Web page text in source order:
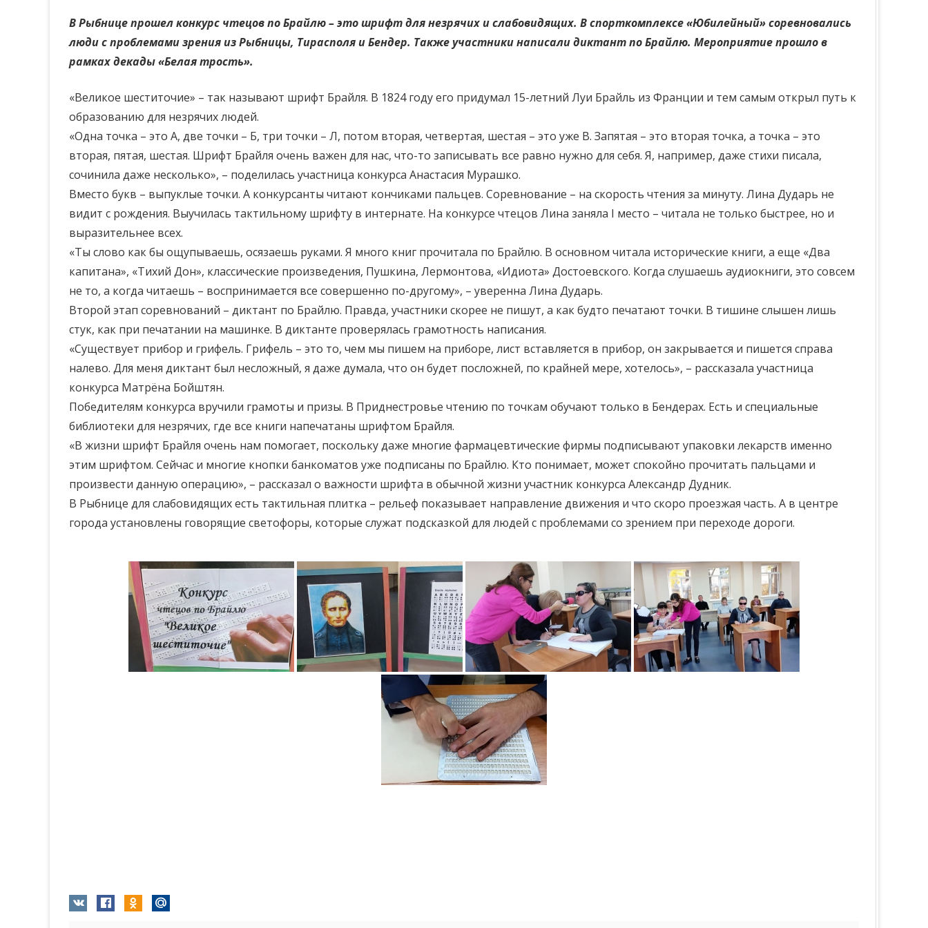
В Рыбнице прошел конкурс чтецов по Брайлю – это шрифт для незрячих и слабовидящих. В спорткомплексе «Юбилейный» соревновались
люди с проблемами зрения из Рыбницы, Тирасполя и Бендер. Также участники написали диктант по Брайлю. Мероприятие прошло в
рамках декады «Белая трость».
«Великое шеститочие» – так называют шрифт Брайля. В 1824 году его придумал 15-летний Луи Брайль из Франции и тем самым открыл путь к
образованию для незрячих людей.
«Одна точка – это А, две точки – Б, три точки – Л, потом вторая, четвертая, шестая – это уже В. Запятая – это вторая точка, а точка – это
вторая, пятая, шестая. Шрифт Брайля очень важен для нас, что-то записывать все равно нужно для себя. Я, например, даже стихи писала,
сочинила даже несколько», – поделилась участница конкурса Анастасия Мурашко.
Вместо букв – выпуклые точки. А конкурсанты читают кончиками пальцев. Соревнование – на скорость чтения за минуту. Лина Дударь не
видит с рождения. Выучилась тактильному шрифту в интернате. На конкурсе чтецов Лина заняла I место – читала не только быстрее, но и
выразительнее всех.
«Ты слово как бы ощупываешь, осязаешь руками. Я много книг прочитала по Брайлю. В основном читала исторические книги, а еще «Два
капитана», «Тихий Дон», классические произведения, Пушкина, Лермонтова, «Идиота» Достоевского. Когда слушаешь аудиокниги, это совсем
не то, а когда читаешь – воспринимается все совершенно по-другому», – уверенна Лина Дударь.
Второй этап соревнований – диктант по Брайлю. Правда, участники скорее не пишут, а как будто печатают точки. В тишине слышен лишь
стук, как при печатании на машинке. В диктанте проверялась грамотность написания.
«Существует прибор и грифель. Грифель – это то, чем мы пишем на приборе, лист вставляется в прибор, он закрывается и пишется справа
налево. Для меня диктант был несложный, я даже думала, что он будет посложней, по крайней мере, хотелось», – рассказала участница
конкурса Матрёна Бойштян.
Победителям конкурса вручили грамоты и призы. В Приднестровье чтению по точкам обучают только в Бендерах. Есть и специальные
библиотеки для незрячих, где все книги напечатаны шрифтом Брайля.
«В жизни шрифт Брайля очень нам помогает, поскольку даже многие фармацевтические фирмы подписывают упаковки лекарств именно
этим шрифтом. Сейчас и многие кнопки банкоматов уже подписаны по Брайлю. Кто понимает, может спокойно прочитать пальцами и
произвести данную операцию», – рассказал о важности шрифта в обычной жизни участник конкурса Александр Дудник.
В Рыбнице для слабовидящих есть тактильная плитка – рельеф показывает направление движения и что скоро проезжая часть. А в центре
города установлены говорящие светофоры, которые служат подсказкой для людей с проблемами со зрением при переходе дороги.